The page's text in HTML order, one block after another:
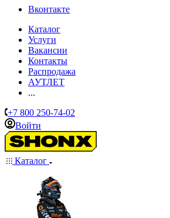
Вконтакте
Каталог
Услуги
Вакансии
Контакты
Распродажа
АУТЛЕТ
...
+7 800 250-74-02
Войти
Каталог